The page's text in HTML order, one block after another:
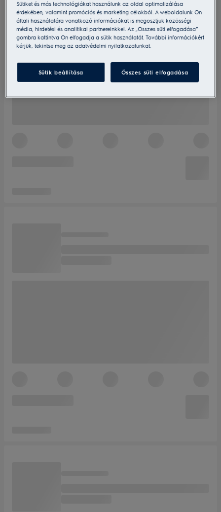
Sütiket és más technológiákat használunk az oldal optimalizálása
érdekében, valamint promóciós és marketing célokból. A weboldalunk Ön
általi használatára vonatkozó információkat is megosztjuk közösségi
média, hirdetési és analitikai partnereinkkel. Az „Összes süti elfogadása”
gombra kattintva Ön elfogadja a sütik használatát. További információkért
kérjük, tekintse meg az adatvédelmi nyilatkozatunkat.
Sütik beállítása Összes süti elfogadása